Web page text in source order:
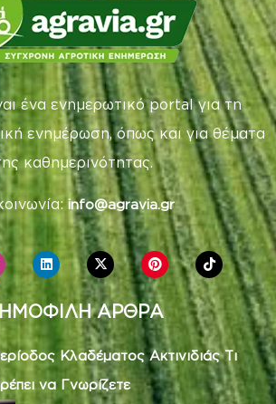
ένα ενημερωτικό portal για τη
ενημέρωση, όπως και για θέματα
καθημερινότητας.
info@agravia.gr
ΑΡΘΡΑ
Κλαδέματος Ακτινιδιάς Τι
να Γνωρίζετε